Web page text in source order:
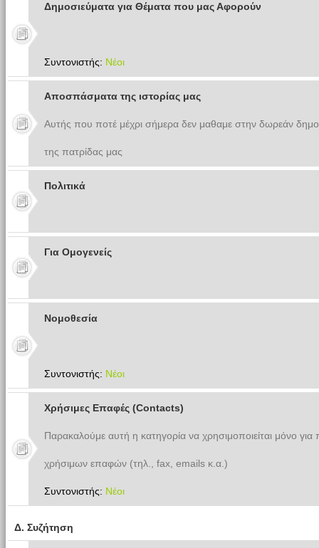
Δημοσιεύματα για Θέματα που μας Αφορούν
Συντονιστής: Νέοι
Αποσπάσματα της ιστορίας μας
Αυτής που ποτέ μέχρι σήμερα δεν μαθαμε στην δωρεάν
της πατρίδας μας
Πολιτικά
Για Ομογενείς
Νομοθεσία
Συντονιστής: Νέοι
Χρήσιμες Επαφές (Contacts)
Παρακαλούμε αυτή η κατηγορία να χρησιμοποιείται μόνο
χρήσιμων επαφών (τηλ., fax, emails κ.α.)
Συντονιστής: Νέοι
Δ. Συζήτηση